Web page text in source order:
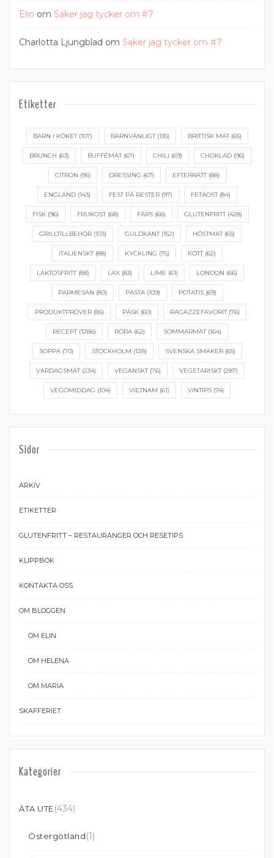
Elin om Saker jag tycker om #7
Charlotta Ljungblad om Saker jag tycker om #7
Etiketter
BARN I KÖKET(107) BARNVÄNLIGT(135) BRITTISK MAT(65)
BRUNCH (63) BUFFÉMAT(67) CHILI (69) CHOKLAD (96)
CITRON (95) DRESSING (67) EFTERRÄTT(88)
ENGLAND(143) FEST PÅ RESTER(97) FETAOST(84)
FISK(96) FRUKOST(68) FÄRS(68) GLUTENFRITT(428)
GRILLTILLBEHÖR (103) GULDKANT(152) HÖSTMAT(65)
ITALIENSKT(88) KYCKLING (75) KÖTT(62)
LAKTOSFRITT(88) LAX (83) LIME (61) LONDON (66)
PARMESAN (80) PASTA(109) POTATIS(69)
PRODUKTPROVER(85) PÅSK(60) RAGAZZEFAVORIT(76)
RECEPT(1286) RÖRA (62) SOMMARMAT(164)
SOPPA(70) STOCKHOLM (128) SVENSKA SMAKER(65)
VARDAGSMAT(234) VEGANSKT(76) VEGETARISKT(287)
VEGOMIDDAG (104) VIETNAM (61) VINTIPS (74)
Sidor
ARKIV
ETIKETTER
GLUTENFRITT – RESTAURANGER OCH RESETIPS
KLIPPBOK
KONTAKTA OSS
OM BLOGGEN
OM ELIN
OM HELENA
OM MARIA
SKAFFERIET
Kategorier
ÄTA UTE(434)
Östergötland(1)